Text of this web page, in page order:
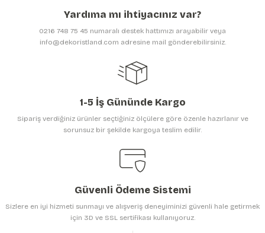
Ürün bilgilerinde hatalar bulunuyor.
Gönder
Yardıma mı ihtiyacınız var?
0216 748 75 45 numaralı destek hattımızı arayabilir veya
info@dekoristland.com adresine mail gönderebilirsiniz.
1-5 İş Gününde Kargo
Sipariş verdiğiniz ürünler seçtiğiniz ölçülere göre özenle hazırlanır ve
sorunsuz bir şekilde kargoya teslim edilir.
Güvenli Ödeme Sistemi
Sizlere en iyi hizmeti sunmayı ve alışveriş deneyiminizi güvenli hale getirmek
için 3D ve SSL sertifikası kullanıyoruz.